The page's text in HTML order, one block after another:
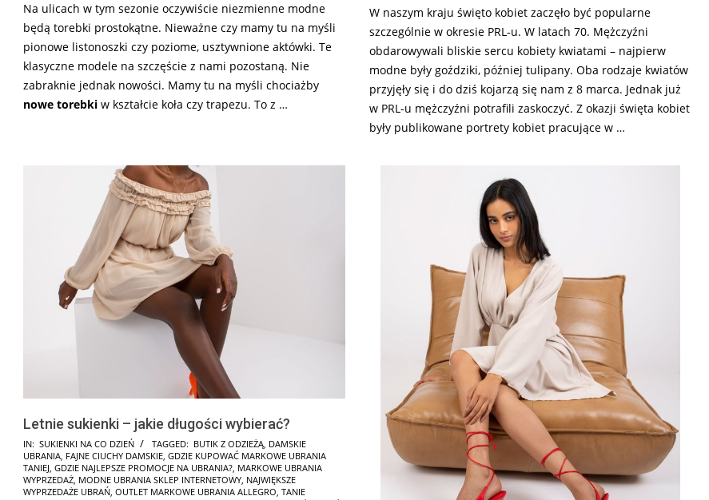
Na ulicach w tym sezonie oczywiście niezmienne modne
będą torebki prostokątne. Nieważne czy mamy tu na myśli
pionowe listonoszki czy poziome, usztywnione aktówki. Te
klasyczne modele na szczęście z nami pozostaną. Nie
zabraknie jednak nowości. Mamy tu na myśli chociażby
nowe torebki w kształcie koła czy trapezu. To z …
W naszym kraju święto kobiet zaczęło być popularne
szczególnie w okresie PRL-u. W latach 70. Mężczyźni
obdarowywali bliskie sercu kobiety kwiatami – najpierw
modne były goździki, później tulipany. Oba rodzaje kwiatów
przyjęły się i do dziś kojarzą się nam z 8 marca. Jednak już
w PRL-u mężczyźni potrafili zaskoczyć. Z okazji święta kobiet
były publikowane portrety kobiet pracujące w …
Letnie sukienki – jakie długości wybierać?
2026-
02-
11
IN: SUKIENKI NA CO DZIEŃ TAGGED: BUTIK Z ODZIEŻĄ, DAMSKIE
UBRANIA, FAJNE CIUCHY DAMSKIE, GDZIE KUPOWAĆ MARKOWE UBRANIA
TANIEJ, GDZIE NAJLEPSZE PROMOCJE NA UBRANIA?, MARKOWE UBRANIA
WYPRZEDAŻ, MODNE UBRANIA SKLEP INTERNETOWY, NAJWIĘKSZE
WYPRZEDAŻE UBRAŃ, OUTLET MARKOWE UBRANIA ALLEGRO, TANIE